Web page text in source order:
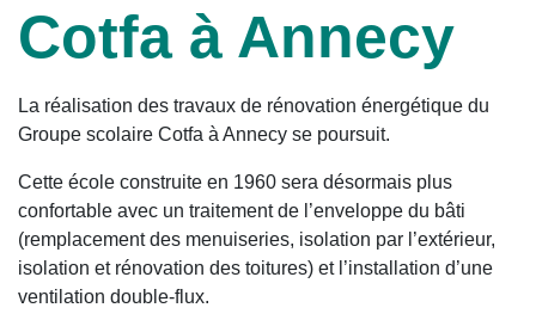
Cotfa à Annecy
La réalisation des travaux de rénovation énergétique du
Groupe scolaire Cotfa à Annecy se poursuit.
Cette école construite en 1960 sera désormais plus
confortable avec un traitement de l’enveloppe du bâti
(remplacement des menuiseries, isolation par l’extérieur,
isolation et rénovation des toitures) et l’installation d’une
ventilation double-flux.